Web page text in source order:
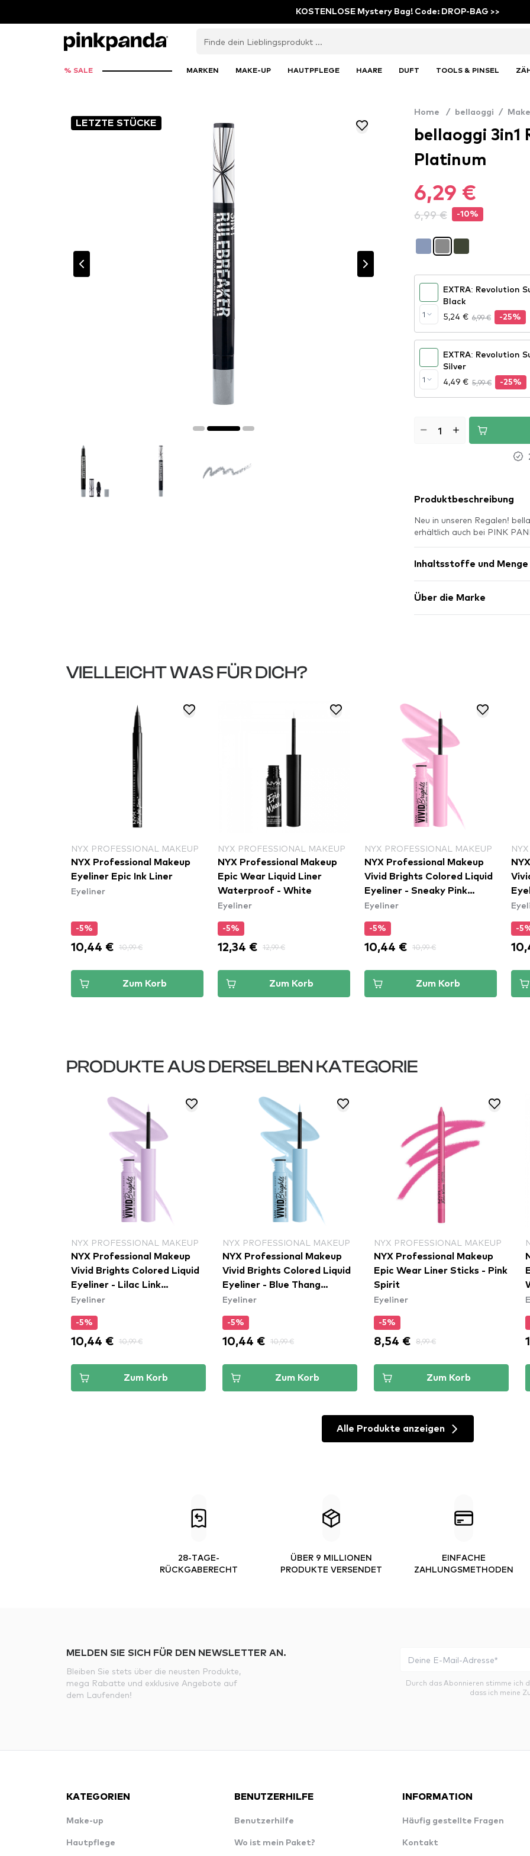
KOSTENLOSE Mystery Bag! Code: DROP-BAG >>
% SALE MARKEN MAKE-UP HAUTPFLEGE HAARE DUFT TOOLS & PINSEL
LETZTE STÜCKE
Home / bellaoggi /
bellaoggi 3in1
Platinum
6,29 €
6,99 € -10%
1
EXTRA: Revolution
Black
5,24 € 6,99 € -25%
1
EXTRA: Revolution
Silver
4,49 € 5,99 € -25%
Produktbeschreibung
Neu in unseren Regalen!
erhältlich auch bei PINK
Inhaltsstoffe und Menge
Über die Marke
VIELLEICHT WAS FÜR DICH?
NYX PROFESSIONAL MAKEUP
NYX Professional Makeup
Eyeliner Epic Ink Liner
Eyeliner
-5%
10,44 € 10,99 €
Zum Korb
NYX PROFESSIONAL MAKEUP
NYX Professional Makeup
Epic Wear Liquid Liner
Waterproof - White
Eyeliner
-5%
12,34 € 12,99 €
Zum Korb
NYX PROFESSIONAL MAKEUP
NYX Professional Makeup
Vivid Brights Colored Liquid
Eyeliner - Sneaky Pink
(VBLL09)
Eyeliner
-5%
10,44 € 10,99 €
Zum Korb
-
PRODUKTE AUS DERSELBEN KATEGORIE
NYX PROFESSIONAL MAKEUP
NYX Professional Makeup
Vivid Brights Colored Liquid
Eyeliner - Lilac Link
(VBLL07)
Eyeliner
-5%
10,44 € 10,99 €
Zum Korb
NYX PROFESSIONAL MAKEUP
NYX Professional Makeup
Vivid Brights Colored Liquid
Eyeliner - Blue Thang
(VBLL06)
Eyeliner
-5%
10,44 € 10,99 €
Zum Korb
NYX PROFESSIONAL MAKEUP
NYX Professional Makeup
Epic Wear Liner Sticks - Pink
Spirit
Eyeliner
-5%
8,54 € 8,99 €
Zum Korb
Alle Produkte anzeigen
28-TAGE-
RÜCKGABERECHT
ÜBER 9 MILLIONEN
PRODUKTE VERSENDET
EINFACHE
ZAHLUNGSMETHODEN
MELDEN SIE SICH FÜR DEN NEWSLETTER AN.
Bleiben Sie stets über die neusten Produkte,
mega Rabatte und exklusive Angebote auf
dem Laufenden!
Durch das Abonnieren stimme ich
dass ich meine
KATEGORIEN
Make-up
Hautpflege
BENUTZERHILFE
Benutzerhilfe
Wo ist mein Paket?
INFORMATION
Häufig gestellte Fragen
Kontakt